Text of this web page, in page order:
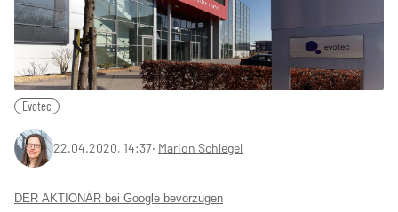
Evotec
22.04.2020, 14:37‧ Marion Schlegel
DER AKTIONÄR bei Google bevorzugen